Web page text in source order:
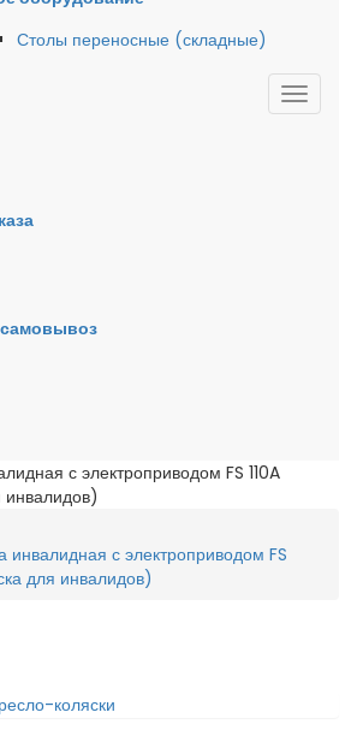
Столы переносные (складные)
с электроприводом FS 110A
инвалидов)
инвалидная с электроприводом FS
для инвалидов)
коляски